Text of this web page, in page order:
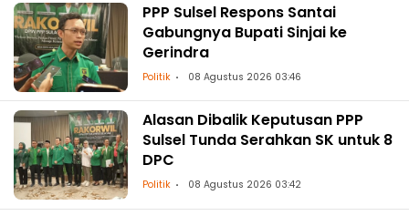
PPP Sulsel Respons Santai
Gabungnya Bupati Sinjai ke
Gerindra
Politik 08 Agustus 2026 03:46
Alasan Dibalik Keputusan PPP
Sulsel Tunda Serahkan SK untuk 8
DPC
Politik 08 Agustus 2026 03:42